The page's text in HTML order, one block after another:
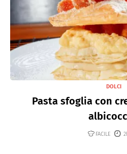
DOLCI
Pasta sfoglia con
FACILE